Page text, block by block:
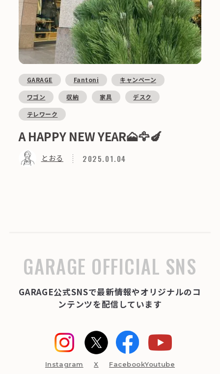
GARAGE Fantoni キャンペーン
ワゴン 収納 家具 デスク
テレワーク
A HAPPY NEW YEAR🗻🦅🍆
とおる 2025.01.04
GARAGE OFFICIAL SNS
GARAGE公式SNSで最新情報やオリジナルのコ
ンテンツを配信しています
Instagram X FacebookYoutube